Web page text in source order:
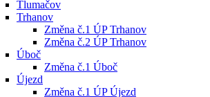
Tlumačov
Trhanov
Změna č.1 ÚP Trhanov
Změna č.2 ÚP Trhanov
Úboč
Změna č.1 Úboč
Újezd
Změna č.1 ÚP Újezd